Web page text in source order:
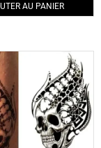
AU PANIER